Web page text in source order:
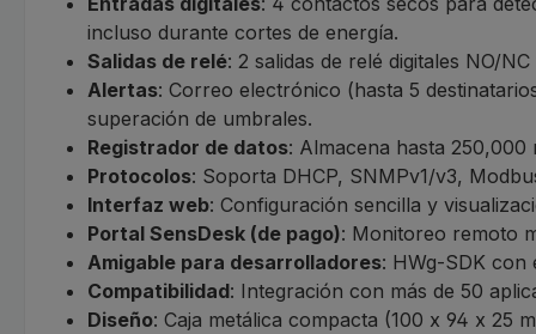
incluso durante cortes de energía.
Salidas de relé: 2 salidas de relé digitales NO/
Alertas: Correo electrónico (hasta 5
superación de umbrales.
Registrador de datos: Almacena hasta
Protocolos: Soporta DHCP, SNMPv1/v3,
Interfaz web: Configuración sencilla y
Portal SensDesk (de pago): Monitoreo remoto
Amigable para desarrolladores: HWg-SDK con
Compatibilidad: Integración con más de 50
Diseño: Caja metálica compacta (100 x 94 x 25